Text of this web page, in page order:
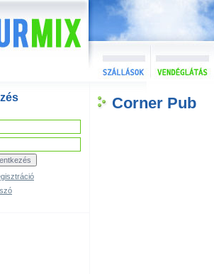
Corner Pub